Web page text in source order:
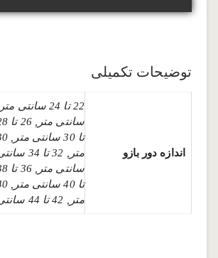
توضیحات تکمیلی
اندازه دور بازو
متر, 42 تا 44 سانتی متر